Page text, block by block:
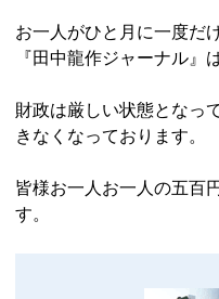
お一人がひと月に一度だ
『田中龍作ジャーナル』
財政は厳しい状態となっ
きなくなっております。
皆様お一人お一人の五百
す。